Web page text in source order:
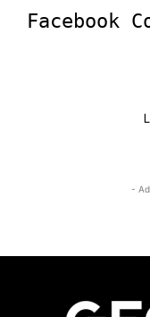
Facebook
-